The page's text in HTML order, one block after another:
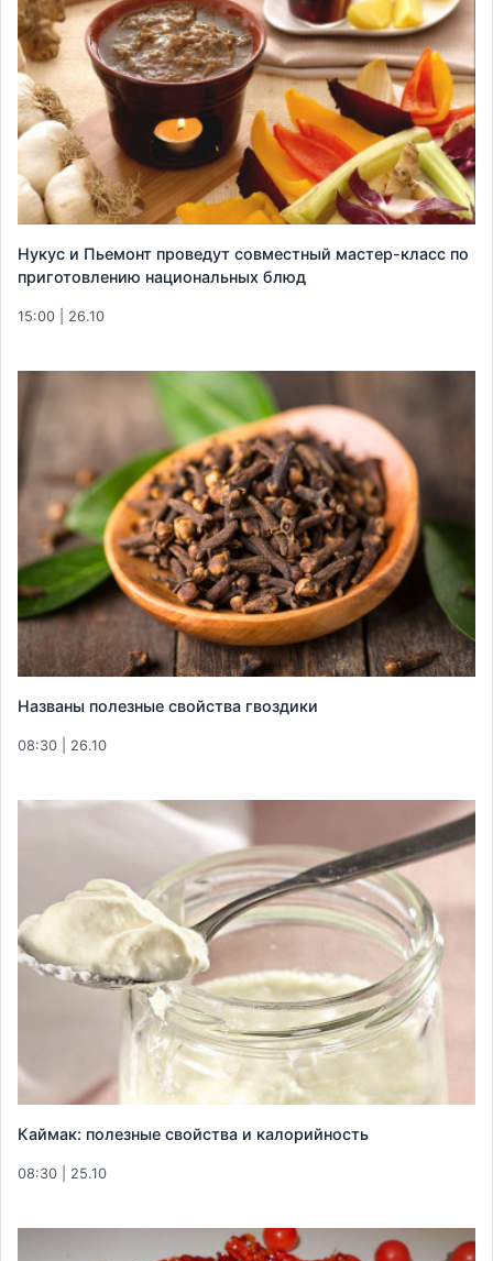
Нукус и Пьемонт проведут совместный мастер-класс по
приготовлению национальных блюд
15:00 | 26.10
Названы полезные свойства гвоздики
08:30 | 26.10
Каймак: полезные свойства и калорийность
08:30 | 25.10